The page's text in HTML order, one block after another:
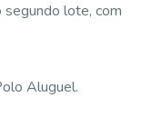
segundo lote, com
Aluguel.